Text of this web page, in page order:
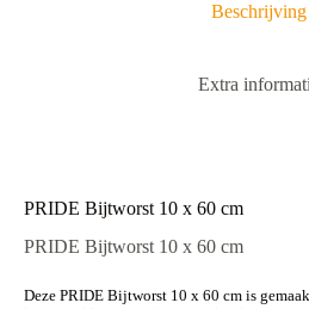
Beschrijving
Extra
PRIDE Bijtworst 10 x 60 cm
PRIDE Bijtworst 10 x 60 cm
Deze PRIDE Bijtworst 10 x 60 cm is